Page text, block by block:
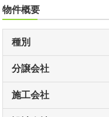
物件概要
種別
分譲会社
施工会社